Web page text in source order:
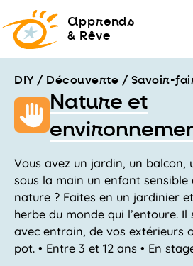
apprends
& Rêve
DIY / Découverte / Savoir-
Nature et
Vous avez un jardin, un
sous la main un enfant sensible
nature ? Faites en un jardinier
herbe du monde qui l’entoure. Il
avec entrain, de vos extérieurs
pot. • Entre 3 et 12 ans • En